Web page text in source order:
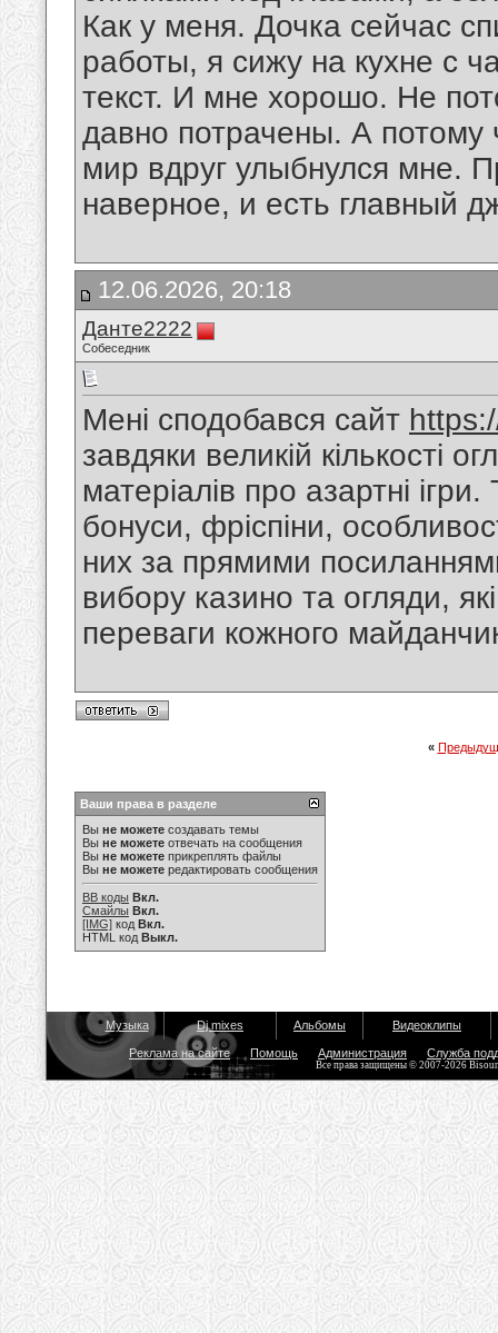
Как у меня. Дочка сейчас
работы, я сижу на кухне с
текст. И мне хорошо. Не
давно потрачены. А потому
мир вдруг улыбнулся мне.
наверное, и есть главный
12.06.2026, 20:18
Данте2222
Собеседник
Мені сподобався сайт
завдяки великій кількості
матеріалів про азартні
бонуси, фріспіни,
них за прямими
вибору казино та огляди,
переваги кожного
«
Ваши права в разделе
Вы не можете создавать темы
Вы не можете отвечать на сообщения
Вы не можете прикреплять файлы
Вы не можете редактировать сообщения
BB коды Вкл.
Смайлы Вкл.
[IMG] код Вкл.
HTML код Выкл.
Музыка Dj mixes Альбомы Видеоклипы
Реклама на сайте Помощь Администрация Служба
Все права защищены © 2007-2026